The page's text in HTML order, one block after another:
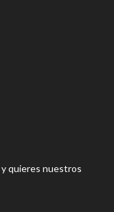
quieres nuestros